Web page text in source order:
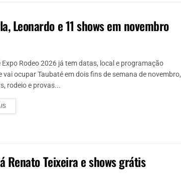
Leonardo e 11 shows em novembro
Expo Rodeo 2026 já tem datas, local e programação
vai ocupar Taubaté em dois fins de semana de novembro,
rodeio e provas...
Renato Teixeira e shows grátis